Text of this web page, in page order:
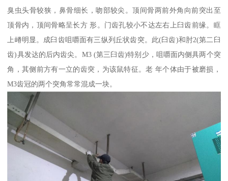
臭虫头骨较狭，鼻骨细长，吻部较尖。顶间骨两前外角向前突出至
顶骨内，顶间骨略呈长方 形。门齿孔较小不达左右上臼齿前缘。眶
上嵴明显。成臼齿咀嚼面有三纵列丘状齿突。此(臼齿)和肘2(第二臼
齿)具发达的后内齿尖。M3 (第三臼齿)特别少，咀嚼面内侧具两个突
角，其侧前方有一立的齿突，为该鼠特征。老 年个体由于被磨损，
M3齿冠的两个突角常常混成一块。